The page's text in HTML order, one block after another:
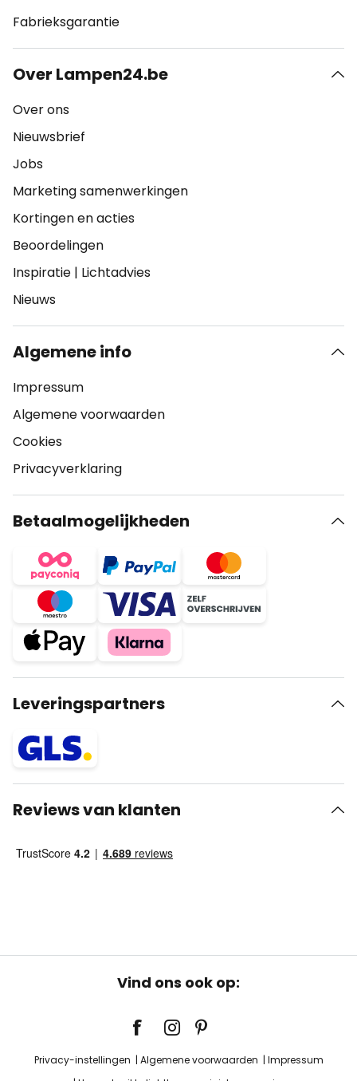
Fabrieksgarantie
Over Lampen24.be
Over ons
Nieuwsbrief
Jobs
Marketing samenwerkingen
Kortingen en acties
Beoordelingen
Inspiratie | Lichtadvies
Nieuws
Algemene info
Impressum
Algemene voorwaarden
Cookies
Privacyverklaring
Betaalmogelijkheden
Leveringspartners
Reviews van klanten
Vind ons ook op:
Privacy-instellingen Algemene voorwaarden
Impressum